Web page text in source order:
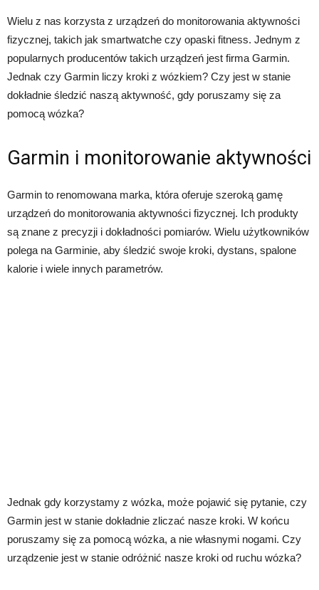
Wielu z nas korzysta z urządzeń do monitorowania aktywności
fizycznej, takich jak smartwatche czy opaski fitness. Jednym z
popularnych producentów takich urządzeń jest firma Garmin.
Jednak czy Garmin liczy kroki z wózkiem? Czy jest w stanie
dokładnie śledzić naszą aktywność, gdy poruszamy się za
pomocą wózka?
Garmin i monitorowanie aktywności
Garmin to renomowana marka, która oferuje szeroką gamę
urządzeń do monitorowania aktywności fizycznej. Ich produkty
są znane z precyzji i dokładności pomiarów. Wielu użytkowników
polega na Garminie, aby śledzić swoje kroki, dystans, spalone
kalorie i wiele innych parametrów.
Jednak gdy korzystamy z wózka, może pojawić się pytanie, czy
Garmin jest w stanie dokładnie zliczać nasze kroki. W końcu
poruszamy się za pomocą wózka, a nie własnymi nogami. Czy
urządzenie jest w stanie odróżnić nasze kroki od ruchu wózka?